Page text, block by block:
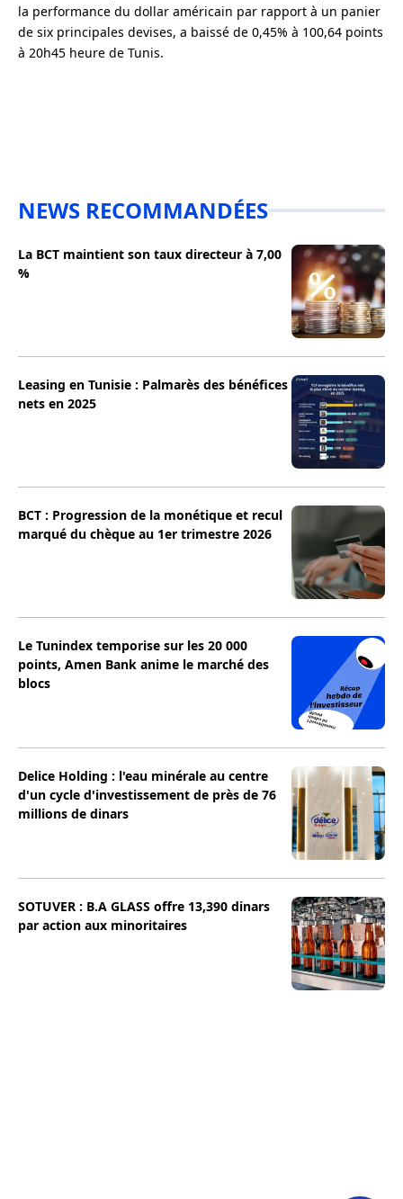
la performance du dollar américain par rapport à un panier
de six principales devises, a baissé de 0,45% à 100,64 points
à 20h45 heure de Tunis.
NEWS RECOMMANDÉES
La BCT maintient son taux directeur à 7,00
%
Leasing en Tunisie : Palmarès des bénéfices
nets en 2025
BCT : Progression de la monétique et recul
marqué du chèque au 1er trimestre 2026
Le Tunindex temporise sur les 20 000
points, Amen Bank anime le marché des
blocs
Delice Holding : l'eau minérale au centre
d'un cycle d'investissement de près de 76
millions de dinars
SOTUVER : B.A GLASS offre 13,390 dinars
par action aux minoritaires